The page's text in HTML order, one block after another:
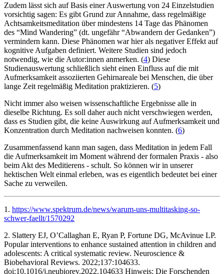
Zudem lässt sich auf Basis einer Auswertung von 24 Einzelstudien
vorsichtig sagen: Es gibt Grund zur Annahme, dass regelmäßige
Achtsamkeitsmeditation über mindestens 14 Tage das Phänomen
des “Mind Wandering” (dt. ungefähr “Abwandern der Gedanken”)
vermindern kann. Diese Phänomen war hier als negativer Effekt auf
kognitive Aufgaben definiert. Weitere Studien sind jedoch
notwendig, wie die Autor:innen anmerken. (4) Diese
Studienauswertung schließlich sieht einen Einfluss auf die mit
Aufmerksamkeit assoziierten Gehirnareale bei Menschen, die über
lange Zeit regelmäßig Meditation praktizieren. (5)
Nicht immer also weisen wissenschaftliche Ergebnisse alle in
dieselbe Richtung. Es soll daher auch nicht verschwiegen werden,
dass es Studien gibt, die keine Auswirkung auf Aufmerksamkeit und
Konzentration durch Meditation nachweisen konnten. (6)
Zusammenfassend kann man sagen, dass Meditation in jedem Fall
die Aufmerksamkeit im Moment während der formalen Praxis - also
beim Akt des Meditierens - schult. So können wir in unserer
hektischen Welt einmal erleben, was es eigentlich bedeutet bei einer
Sache zu verweilen.
1. https://www.spektrum.de/news/warum-uns-multitasking-so-
schwer-faellt/1570292
2. Slattery EJ, O’Callaghan E, Ryan P, Fortune DG, McAvinue LP.
Popular interventions to enhance sustained attention in children and
adolescents: A critical systematic review. Neuroscience &
Biobehavioral Reviews. 2022;137:104633.
doi:10.1016/j.neubiorev.2022.104633 ‌Hinweis: Die Forschenden